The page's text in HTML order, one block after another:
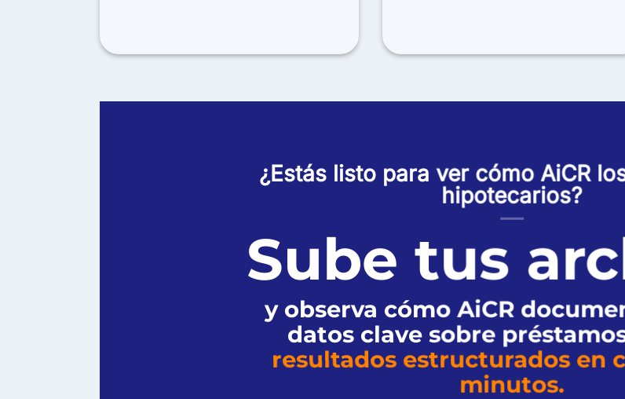
¿Estás listo para ver cómo AiCR
hipotecarios?
Sube tus
y observa cómo AiCR
datos clave sobre
resultados estructurados en
minutos.